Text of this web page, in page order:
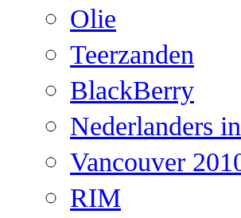
Olie
Teerzanden
BlackBerry
Nederlanders
Vancouver
RIM